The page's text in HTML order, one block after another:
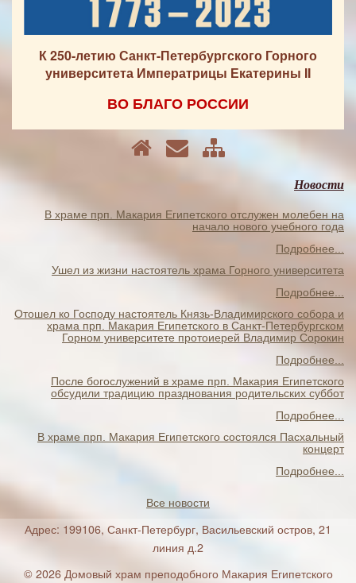
К 250-летию Санкт-Петербургского Горного
университета Императрицы Екатерины II
ВО БЛАГО РОССИИ
Новости
В храме прп. Макария Египетского отслужен молебен на
начало нового учебного года
Подробнее...
Ушел из жизни настоятель храма Горного университета
Подробнее...
Отошел ко Господу настоятель Князь-Владимирского собора и
храма прп. Макария Египетского в Санкт-Петербургском
Горном университете протоиерей Владимир Сорокин
Подробнее...
После богослужений в храме прп. Макария Египетского
обсудили традицию празднования родительских суббот
Подробнее...
В храме прп. Макария Египетского состоялся Пасхальный
концерт
Подробнее...
Все новости
Адрес: 199106, Санкт-Петербург, Васильевский остров, 21
линия д.2
© 2026 Домовый храм преподобного Макария Египетского